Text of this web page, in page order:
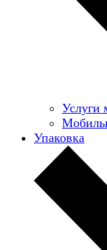
Услуги
Упаковка